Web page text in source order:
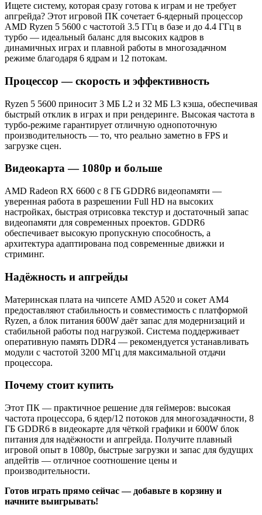
Ищете систему, которая сразу готова к играм и не требует
апгрейда? Этот игровой ПК сочетает 6‑ядерный процессор
AMD Ryzen 5 5600 с частотой 3.5 ГГц в базе и до 4.4 ГГц в
турбо — идеальный баланс для высоких кадров в
динамичных играх и плавной работы в многозадачном
режиме благодаря 6 ядрам и 12 потокам.
Процессор — скорость и эффективность
Ryzen 5 5600 приносит 3 МБ L2 и 32 МБ L3 кэша, обеспечивая
быстрый отклик в играх и при рендеринге. Высокая частота в
турбо‑режиме гарантирует отличную однопоточную
производительность — то, что реально заметно в FPS и
загрузке сцен.
Видеокарта — 1080p и больше
AMD Radeon RX 6600 с 8 ГБ GDDR6 видеопамяти —
уверенная работа в разрешении Full HD на высоких
настройках, быстрая отрисовка текстур и достаточный запас
видеопамяти для современных проектов. GDDR6
обеспечивает высокую пропускную способность, а
архитектура адаптирована под современные движки и
стриминг.
Надёжность и апгрейды
Материнская плата на чипсете AMD A520 и сокет AM4
предоставляют стабильность и совместимость с платформой
Ryzen, а блок питания 600W даёт запас для модернизаций и
стабильной работы под нагрузкой. Система поддерживает
оперативную память DDR4 — рекомендуется устанавливать
модули с частотой 3200 МГц для максимальной отдачи
процессора.
Почему стоит купить
Этот ПК — практичное решение для геймеров: высокая
частота процессора, 6 ядер/12 потоков для многозадачности, 8
ГБ GDDR6 в видеокарте для чёткой графики и 600W блок
питания для надёжности и апгрейда. Получите плавный
игровой опыт в 1080p, быстрые загрузки и запас для будущих
апдейтів — отличное соотношение цены и
производительности.
Готов играть прямо сейчас — добавьте в корзину и
начните выигрывать!